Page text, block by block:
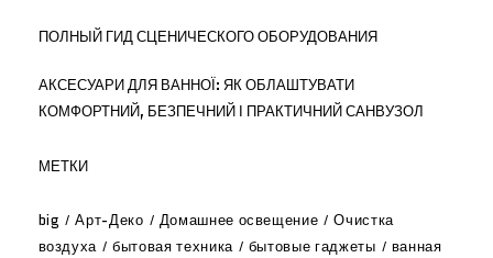
ПОЛНЫЙ ГИД СЦЕНИЧЕСКОГО ОБОРУДОВАНИЯ
АКСЕСУАРИ ДЛЯ ВАННОЇ: ЯК ОБЛАШТУВАТИ
КОМФОРТНИЙ, БЕЗПЕЧНИЙ І ПРАКТИЧНИЙ САНВУЗОЛ
МЕТКИ
big Арт-Деко Домашнее освещение
Очистка
воздуха
бытовая техника бытовые гаджеты
ванная